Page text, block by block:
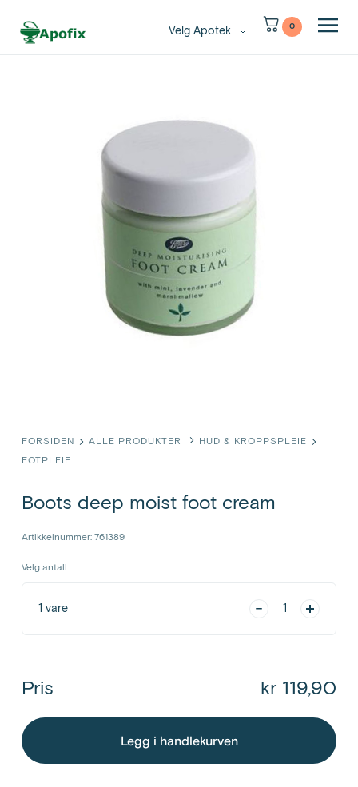
Velg Apotek 0
FORSIDEN ALLE PRODUKTER
HUD & KROPPSPLEIE
FOTPLEIE
Boots deep moist foot cream
Artikkelnummer: 761389
Velg antall
vare
Pris kr 119,90
Legg i handlekurven